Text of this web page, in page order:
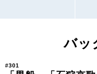
バッ
#301